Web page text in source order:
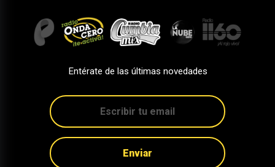
Entérate de las últimas novedades
Enviar